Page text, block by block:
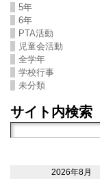
5年
6年
PTA活動
児童会活動
全学年
学校行事
未分類
サイト内検索
2026年8月